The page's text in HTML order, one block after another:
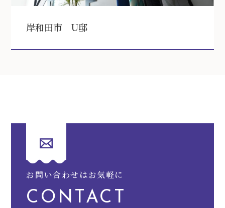
岸和田市 U邸
お問い合わせはお気軽に
CONTACT